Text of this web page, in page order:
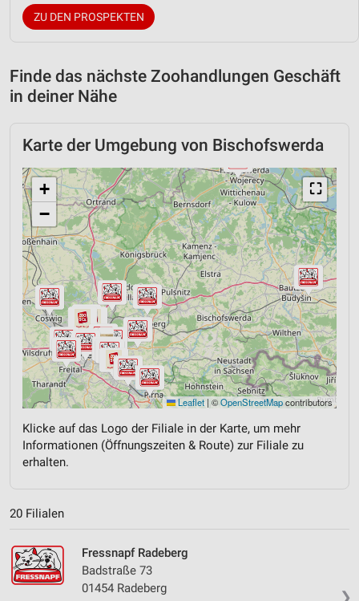
ZU DEN PROSPEKTEN
Finde das nächste Zoohandlungen Geschäft
in deiner Nähe
Karte der Umgebung von Bischofswerda
⛶
+
−
Leaflet | ©OpenStreetMapcontributors
Klicke auf das Logo der Filiale in der Karte, um mehr
Informationen (Öffnungszeiten & Route) zur Filiale zu
erhalten.
20 Filialen
❯
Fressnapf Radeberg
Badstraße 73
01454 Radeberg